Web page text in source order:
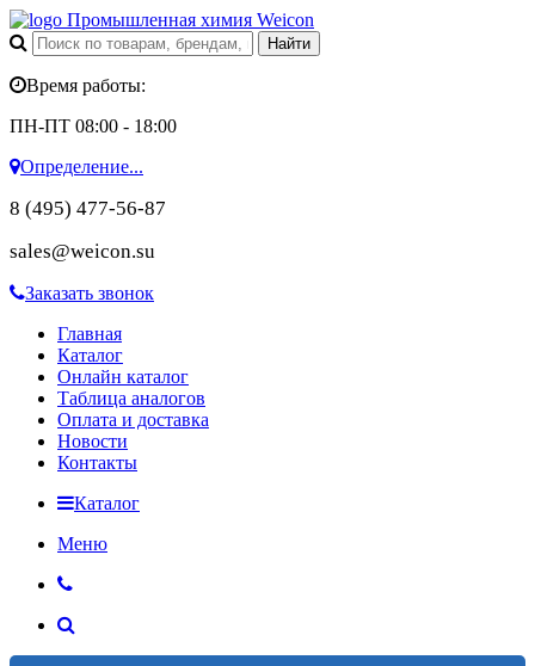
Промышленная химия Weicon
Время работы:
ПН-ПТ 08:00 - 18:00
Определение...
8 (495) 477-56-87
sales@weicon.su
Заказать звонок
Главная
Каталог
Онлайн каталог
Таблица аналогов
Оплата и доставка
Новости
Контакты
Каталог
Меню